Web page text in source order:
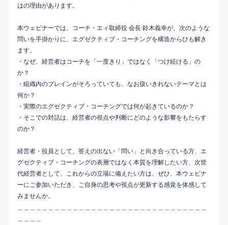
はの理由があります。
本ウェビナーでは、コーチ・エィ取締役 会長 鈴木義幸が、次のような
問いを手掛かりに、エグゼクティブ・コーチングを構造からひも解き
ます。
・なぜ、経営者はコーチを「一度きり」ではなく「つけ続ける」の
か？
・組織内のブレインがそろっていても、なお扱いきれないテーマとは
何か？
・実際のエグゼクティブ・コーチングでは何が起きているのか？
・そこでの対話は、経営者の視点や判断にどのような影響をもたらす
のか？
経営者・役員として、答えの出ない「問い」と向き合っている方、エ
グゼクティブ・コーチングの表層ではなく本質を理解したい方、次世
代経営者として、これからの立場に備えたい方は、ぜひ、本ウェビナ
ーにご参加いただき、ご自身の思考や視点が更新する感覚を体感して
みませんか。